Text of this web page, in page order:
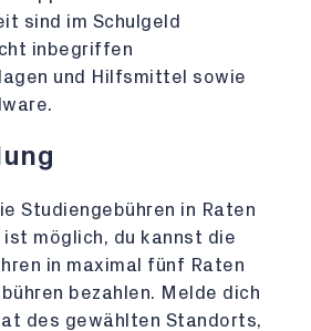
sind im Schulgeld
inbegriffen
und Hilfsmittel sowie
Studiengebühren in Raten
ist möglich, du kannst die
in maximal fünf Raten
bezahlen. Melde dich
des gewählten Standorts,